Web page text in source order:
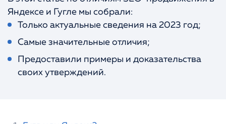
Портфолио
КОНТАКТЫ
Яндексе и Гугле мы собрали:
Только актуальные сведения на 2023 год;
Самые значительные отличия;
Предоставили примеры и доказательства
своих утверждений.